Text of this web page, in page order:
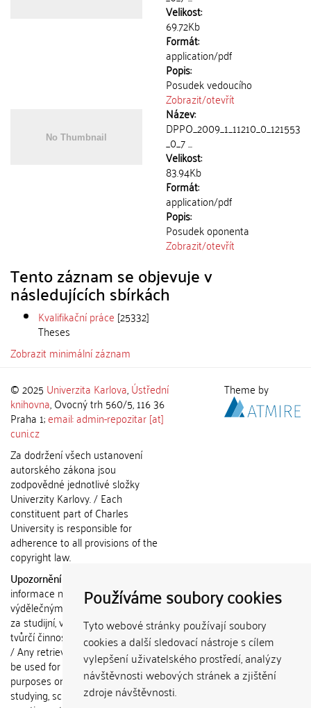
Používáme soubory cookies
Tyto webové stránky používají soubory
cookies a další sledovací nástroje s cílem
vylepšení uživatelského prostředí, analýzy
návštěvnosti webových stránek a zjištění
zdroje návštěvnosti.
Velikost:
69.72Kb
Formát:
application/pdf
Popis:
Posudek vedoucího
Zobrazit/otevřít
Název:
DPPO_2009_1_11210_0_121553
_0_7 ...
Velikost:
83.94Kb
Formát:
application/pdf
Popis:
Posudek oponenta
Zobrazit/otevřít
Tento záznam se objevuje v
následujících sbírkách
Kvalifikační práce [25332]
Theses
Zobrazit minimální záznam
© 2025 Univerzita Karlova,Ústřední
knihovna, Ovocný trh 560/5, 116 36
Praha 1;email: admin-repozitar [at]
cuni.cz
Za dodržení všech ustanovení
autorského zákona jsou
zodpovědné jednotlivé složky
Univerzity Karlovy. / Each
constituent part of Charles
University is responsible for
adherence to all provisions of the
copyright law.
Upozornění / Notice:
informace nemohou být použity k
výdělečným účelům nebo vydávány
za studijní, vědeckou nebo jinou
tvůrčí činnost jiné osoby než autora.
/ Any retrieved information shall not
be used for any commercial
purposes or claimed as results of
studying, scientific or any other
Theme by